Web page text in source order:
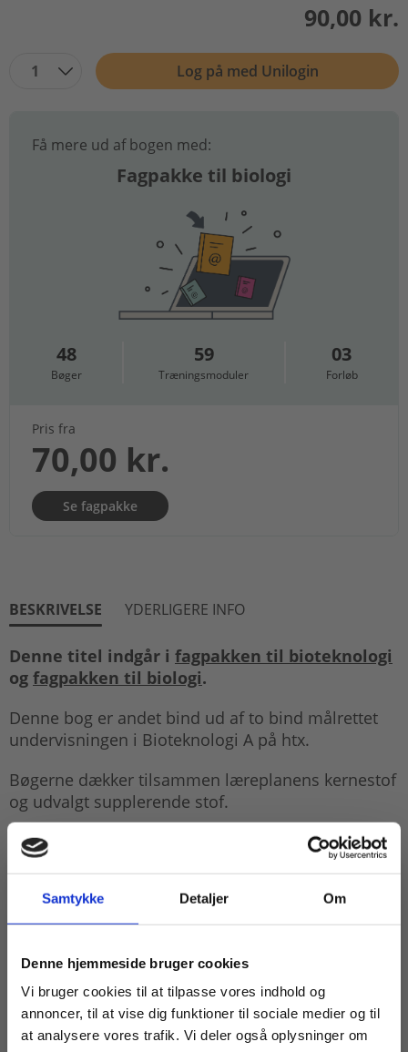
Samtykke Detaljer Om
Denne hjemmeside bruger cookies
Vi bruger cookies til at tilpasse vores indhold og
annoncer, til at vise dig funktioner til sociale medier og til
at analysere vores trafik. Vi deler også oplysninger om
90,00 kr.
1 Log på med Unilogin
Få mere ud af bogen med:
Fagpakke til biologi
48
Bøger
59
Træningsmoduler
03
Forløb
Pris fra
70,00 kr.
Se fagpakke
BESKRIVELSE YDERLIGERE INFO
Denne titel indgår i fagpakken til bioteknologi
og fagpakken til biologi.
Denne bog er andet bind ud af to bind målrettet
undervisningen i Bioteknologi A på htx.
Bøgerne dækker tilsammen læreplanens kernestof
og udvalgt supplerende stof.
Sammen med introduktionen til basale emner i
bioteknologi perspektiveres til de teknologiske
Bind 2 indeholder 12 kapitler:
Åndedræt og blodkredsløb
Muskler
Enzymtyper og carbohydraternes intermediære
Køb læremidler og find masterclasses mm.
Fortsæt som: